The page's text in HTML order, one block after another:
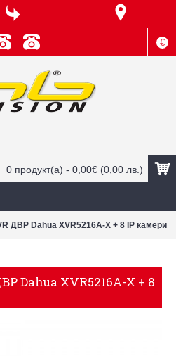
€
0 продукт(а) - 0,00€ (0,00 лв.)
ДВР Dahua XVR5216A-X + 8 IP камери
Dahua XVR5216A-X + 8